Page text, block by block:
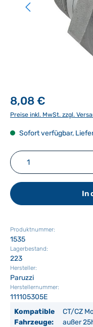
8,08 €
Preise inkl. MwSt. zzgl.
Sofort verfügbar,
Produkt Anzahl:
In
Produktnummer:
1535
Lagerbestand:
223
Hersteller:
Paruzzi
Herstellernummer:
111105305E
Kompatible
Fahrzeuge:
CT/CZ
außer